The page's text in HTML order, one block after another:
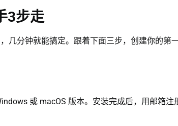
3步走
几分钟就能搞定。跟着下面三步，创建你的第
或 macOS 版本。安装完成后，用邮箱注